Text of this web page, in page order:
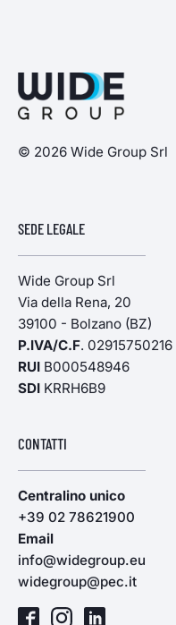
© 2026 Wide Group Srl
SEDE LEGALE
Wide Group Srl
Via della Rena, 20
39100 - Bolzano (BZ)
P.IVA/C.F. 02915750216
RUI B000548946
SDI KRRH6B9
CONTATTI
Centralino unico
+39 02 78621900
Email
info@widegroup.eu
widegroup@pec.it